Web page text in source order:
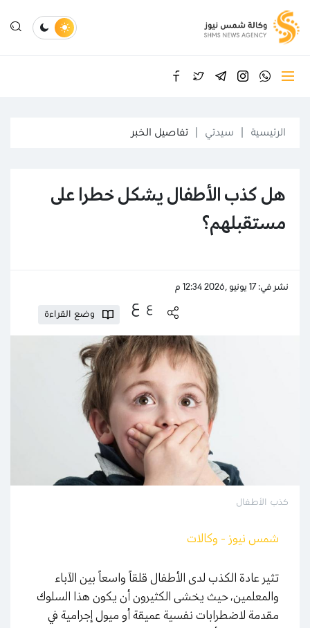
الرئيسية سيدتي تفاصيل الخبر
هل كذب الأطفال يشكل خطرا على
مستقبلهم؟
نشر في: 17 يونيو ,2026 12:34 م
ع ع
وضع القراءة
كذب الأطفال
شمس نيوز - وكالات
تثير عادة الكذب لدى الأطفال قلقاً واسعاً بين الآباء
والمعلمين، حيث يخشى الكثيرون أن يكون هذا السلوك
مقدمة لاضطرابات نفسية عميقة أو ميول إجرامية في